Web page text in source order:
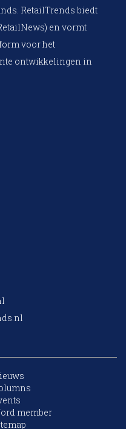
RetailTrends biedt
en vormt
voor het
ontwikkelingen in
member